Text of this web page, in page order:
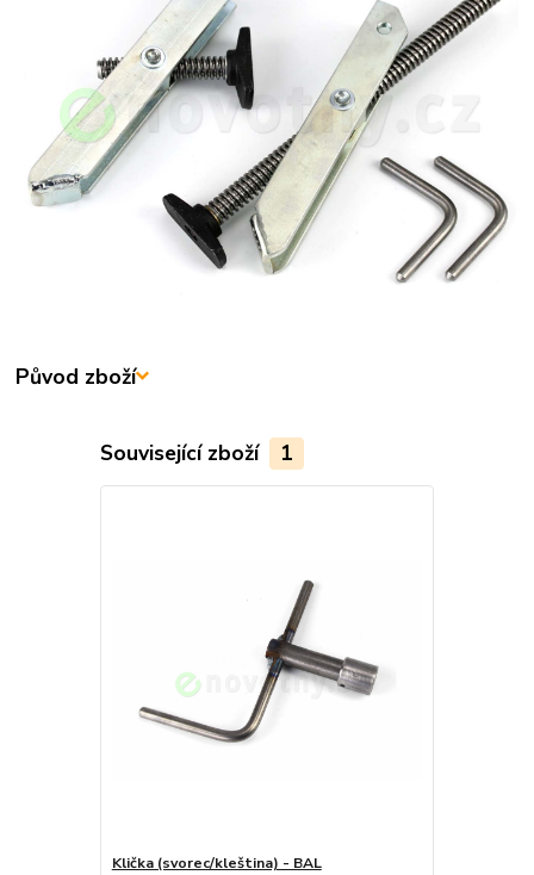
Původ zboží
Související zboží 1
Klička (svorec/kleština) - BAL